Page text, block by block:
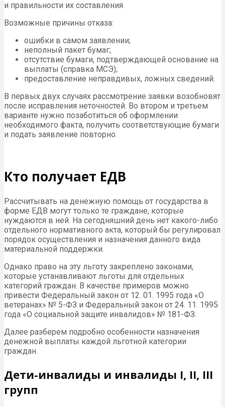
и правильности их составления.
Возможные причины отказа:
ошибки в самом заявлении;
неполный пакет бумаг;
отсутствие бумаги, подтверждающей основание на
выплаты (справка МСЭ);
предоставление неправдивых, ложных сведений.
В первых двух случаях рассмотрение заявки возобновят
после исправления неточностей. Во втором и третьем
варианте нужно позаботиться об оформлении
необходимого факта, получить соответствующие бумаги
и подать заявление повторно.
Кто получает ЕДВ
Рассчитывать на денежную помощь от государства в
форме ЕДВ могут только те граждане, которые
нуждаются в ней. На сегодняшний день нет какого-либо
отдельного нормативного акта, который бы регулировал
порядок осуществления и назначения данного вида
материальной поддержки.
Однако право на эту льготу закреплено законами,
которые устанавливают льготы для отдельных
категорий граждан. В качестве примеров можно
привести Федеральный закон от 12. 01. 1995 года «О
ветеранах» № 5-ФЗ и Федеральный закон от 24. 11. 1995
года «О социальной защите инвалидов» № 181-ФЗ.
Далее разберем подробно особенности назначения
денежной выплаты каждой льготной категории
граждан.
Дети-инвалиды и инвалиды I, II, III
групп